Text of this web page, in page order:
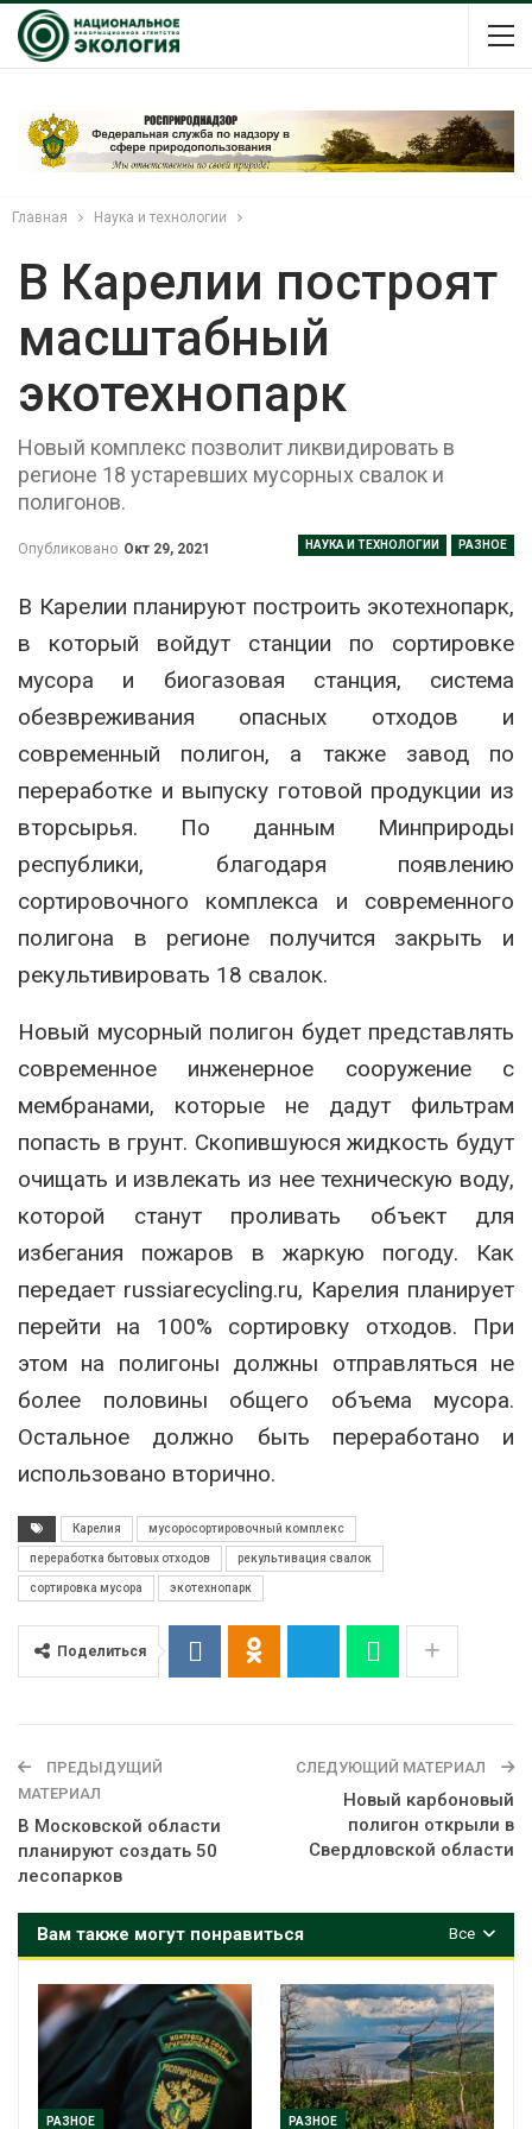
Главная Наука и технологии
В Карелии построят
масштабный
экотехнопарк
Новый комплекс позволит ликвидировать в
регионе 18 устаревших мусорных свалок и
полигонов.
НАУКА И ТЕХНОЛОГИИ РАЗНОЕ
Опубликовано Окт 29, 2021
В Карелии планируют построить экотехнопарк,
в который войдут станции по сортировке
мусора и биогазовая станция, система
обезвреживания опасных отходов и
современный полигон, а также завод по
переработке и выпуску готовой продукции из
вторсырья. По данным Минприроды
республики, благодаря появлению
сортировочного комплекса и современного
полигона в регионе получится закрыть и
рекультивировать 18 свалок.
Новый мусорный полигон будет представлять
современное инженерное сооружение с
мембранами, которые не дадут фильтрам
попасть в грунт. Скопившуюся жидкость будут
очищать и извлекать из нее техническую воду,
которой станут проливать объект для
избегания пожаров в жаркую погоду. Как
передает russiarecycling.ru, Карелия планирует
перейти на 100% сортировку отходов. При
этом на полигоны должны отправляться не
более половины общего объема мусора.
Остальное должно быть переработано и
использовано вторично.
Карелия мусоросортировочный комплекс
переработка бытовых отходов рекультивация свалок
сортировка мусора экотехнопарк
Поделиться
ПРЕДЫДУЩИЙ
МАТЕРИАЛ
В Московской области
планируют создать 50
лесопарков
СЛЕДУЮЩИЙ МАТЕРИАЛ
Новый карбоновый
полигон открыли в
Свердловской области
Все
Вам также могут понравиться
РАЗНОЕ РАЗНОЕ